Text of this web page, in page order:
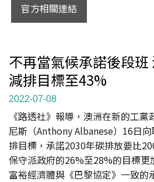
官方相關連結
不再當氣候承諾後段班
減排目標至43%
2022-07-08
《路透社》報導，澳洲在新的工
尼斯（Anthony Albanese）16日
排目標，承諾2030年碳排放要比
保守派政府的26%至28%的目標
富裕經濟體與《巴黎協定》一致的